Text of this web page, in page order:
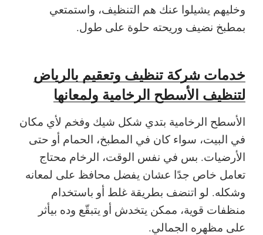
وخليهم يشيلوا عنك هم التنظيف، واستمتعي
بمطبخ نضيف وريحته حلوة على طول.
خدمات شركة تنظيف وتعقيم بالرياض
لتنظيف الأسطح الرخامية ولمعانها
الأسطح الرخامية بتدي شكل شيك وفخم لأي مكان
في البيت، سواء كان في المطبخ، الحمام أو حتى
الأرضيات. بس في نفس الوقت، الرخام محتاج
تعامل خاص جدًا عشان يفضل محافظ على لمعانه
وشكله. لو اتنضف بطريقة غلط أو باستخدام
منظفات قوية، ممكن يتخدش أو يتبقّع وده بيأثر
على مظهره الجمالي.